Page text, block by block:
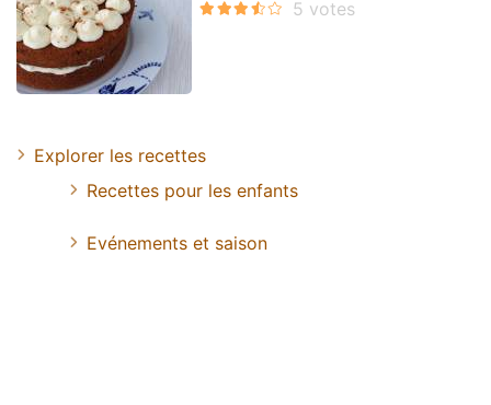
Explorer les recettes
Recettes pour les enfants
Evénements et saison